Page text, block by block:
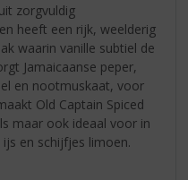
zorgvuldig
heeft een rijk, weelderig
waarin vanille subtiel de
Jamaicaanse peper,
en nootmuskaat, voor
Old Captain Spiced
maar ook ideaal voor in
en schijfjes limoen.